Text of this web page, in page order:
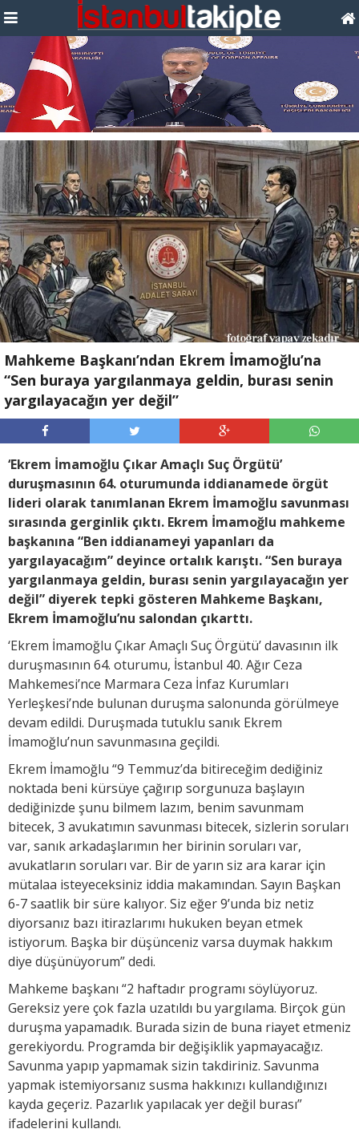
Mahkeme Başkanı’ndan Ekrem İmamoğlu’na
“Sen buraya yargılanmaya geldin, burası senin
yargılayacağın yer değil”
‘Ekrem İmamoğlu Çıkar Amaçlı Suç Örgütü’
duruşmasının 64. oturumunda iddianamede örgüt
lideri olarak tanımlanan Ekrem İmamoğlu savunması
sırasında gerginlik çıktı. Ekrem İmamoğlu mahkeme
başkanına “Ben iddianameyi yapanları da
yargılayacağım” deyince ortalık karıştı. “Sen buraya
yargılanmaya geldin, burası senin yargılayacağın yer
değil” diyerek tepki gösteren Mahkeme Başkanı,
Ekrem İmamoğlu’nu salondan çıkarttı.
‘Ekrem İmamoğlu Çıkar Amaçlı Suç Örgütü’ davasının ilk
duruşmasının 64. oturumu, İstanbul 40. Ağır Ceza
Mahkemesi’nce Marmara Ceza İnfaz Kurumları
Yerleşkesi’nde bulunan duruşma salonunda görülmeye
devam edildi. Duruşmada tutuklu sanık Ekrem
İmamoğlu’nun savunmasına geçildi.
Ekrem İmamoğlu “9 Temmuz’da bitireceğim dediğiniz
noktada beni kürsüye çağırıp sorgunuza başlayın
dediğinizde şunu bilmem lazım, benim savunmam
bitecek, 3 avukatımın savunması bitecek, sizlerin soruları
var, sanık arkadaşlarımın her birinin soruları var,
avukatların soruları var. Bir de yarın siz ara karar için
mütalaa isteyeceksiniz iddia makamından. Sayın Başkan
6-7 saatlik bir süre kalıyor. Siz eğer 9’unda biz netiz
diyorsanız bazı itirazlarımı hukuken beyan etmek
istiyorum. Başka bir düşünceniz varsa duymak hakkım
diye düşünüyorum” dedi.
Mahkeme başkanı “2 haftadır programı söylüyoruz.
Gereksiz yere çok fazla uzatıldı bu yargılama. Birçok gün
duruşma yapamadık. Burada sizin de buna riayet etmeniz
gerekiyordu. Programda bir değişiklik yapmayacağız.
Savunma yapıp yapmamak sizin takdiriniz. Savunma
yapmak istemiyorsanız susma hakkınızı kullandığınızı
kayda geçeriz. Pazarlık yapılacak yer değil burası”
ifadelerini kullandı.